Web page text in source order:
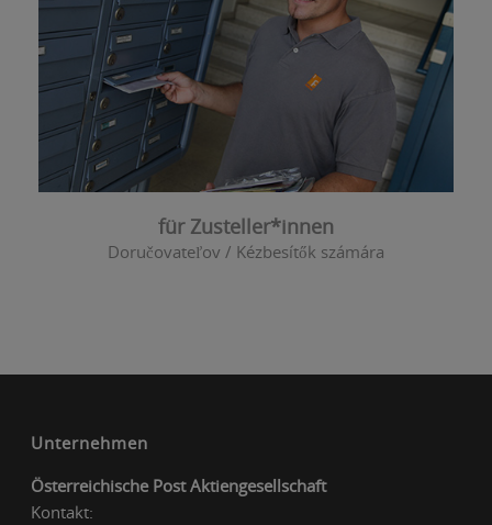
für Zusteller*innen
Doručovateľov / Kézbesítők számára
Unternehmen
Österreichische Post Aktiengesellschaft
Kontakt: